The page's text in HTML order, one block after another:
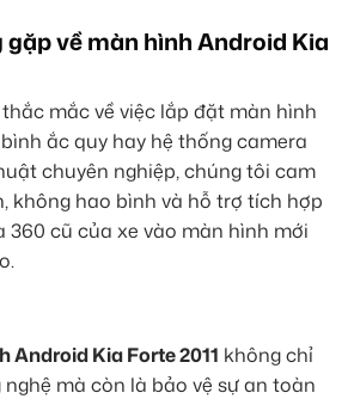
về màn hình Android Kia
mắc về việc lắp đặt màn hình
ắc quy hay hệ thống camera
chuyên nghiệp, chúng tôi cam
không hao bình và hỗ trợ tích hợp
360 cũ của xe vào màn hình mới
Android Kia Forte 2011 không chỉ
mà còn là bảo vệ sự an toàn